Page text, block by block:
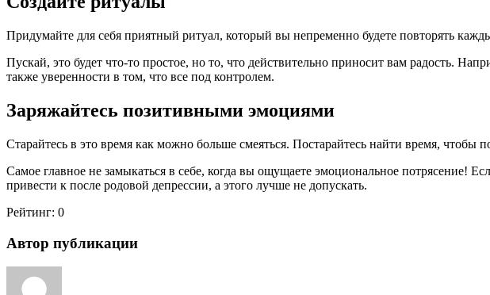
Придумайте для себя приятный ритуал, который вы непременно будете повторять
Пускай, это будет что-то простое, но то, что действительно приносит вам радость.
также уверенности в том, что все под контролем.
Заряжайтесь позитивными эмоциями
Старайтесь в это время как можно больше смеяться. Постарайтесь найти время,
Самое главное не замыкаться в себе, когда вы ощущаете эмоциональное
привести к после родовой депрессии, а этого лучше не допускать.
Рейтинг: 0
Автор публикации